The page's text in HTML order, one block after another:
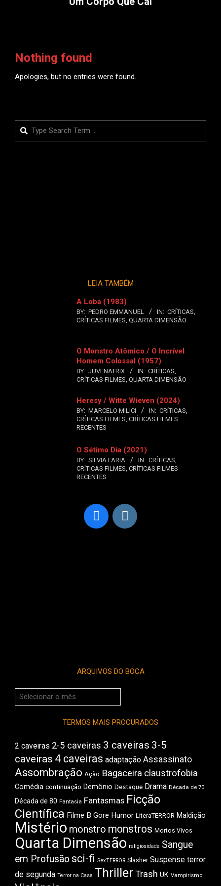
Nothing found
Apologies, but no entries were found.
Search
LEIA TAMBÉM
A Loba (1983)
BY: PEDRO EMMANUEL IN: CRÍTICAS,
CRÍTICAS FILMES, QUARTA DIMENSÃO
O Monstro Atômico / O Incrível
Homem Colossal (1957)
BY: JUVENATRIX IN: CRÍTICAS,
CRÍTICAS FILMES, QUARTA DIMENSÃO
Heresy / Witte Wieven (2024)
BY: MARCELO MILICI IN: CRÍTICAS,
CRÍTICAS FILMES, CRÍTICAS FILMES
RECENTES
O Sétimo Dia (2021)
BY: SILVIA FARIA IN: CRÍTICAS,
CRÍTICAS FILMES, CRÍTICAS FILMES
RECENTES
ARQUIVOS DO BOCA
Arquivos
do
TERMOS MAIS PROCURADOS
2 caveiras 2-5 caveiras 3 caveiras 3-5
caveiras 4 caveiras adaptação Assassinato
Assombração Ação Bagaceira claustrofobia
Comédia continuação Demônio Destaque Drama Década de 70
Década de 80 Fantasia Fantasmas Ficção
Científica Filme B Gore Humor LiteraTERROR Maldição
Mistério monstro monstros Mortos Vivos
Quarta Dimensão religiosidade Sangue
em Profusão sci-fi SexTERROR Slasher Suspense terror
de segunda Terror na Casa ThrillerTrash UK Vampirismo